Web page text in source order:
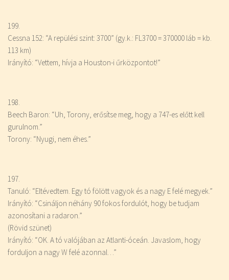
199.
Cessna 152: “A repülési szint: 3700” (gy.k.: FL3700 = 370000 láb = kb.
113 km)
Irányító: “Vettem, hívja a Houston-i űrközpontot!”
198.
Beech Baron: “Uh, Torony, erősítse meg, hogy a 747-es előtt kell
gurulnom.”
Torony: “Nyugi, nem éhes.”
197.
Tanuló: “Eltévedtem. Egy tó fölött vagyok és a nagy E felé megyek.”
Irányító: “Csináljon néhány 90 fokos fordulót, hogy be tudjam
azonosítani a radaron.”
(Rövid szünet)
Irányító: “OK. A tó valójában az Atlanti-óceán. Javaslom, hogy
forduljon a nagy W felé azonnal…”